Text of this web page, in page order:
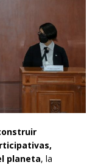
planeta, la